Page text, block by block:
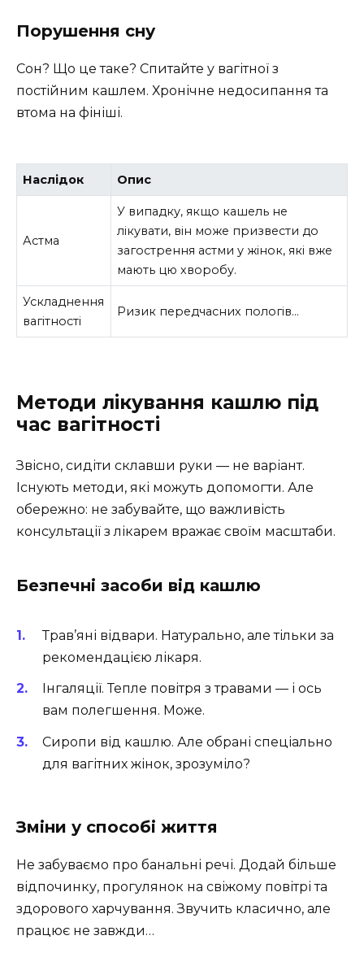
Порушення сну
Сон? Що це таке? Спитайте у вагітної з
постійним кашлем. Хронічне недосипання та
втома на фініші.
Наслідок Опис
Астма
У випадку, якщо кашель не
лікувати, він може призвести до
загострення астми у жінок, які вже
мають цю хворобу.
Ускладнення
вагітності
Ризик передчасних пологів…
Методи лікування кашлю під
час вагітності
Звісно, сидіти склавши руки — не варіант.
Існують методи, які можуть допомогти. Але
обережно: не забувайте, що важливість
консультації з лікарем вражає своїм масштаби.
Безпечні засоби від кашлю
Трав’яні відвари. Натурально, але тільки за
рекомендацією лікаря.
Інгаляції. Тепле повітря з травами — і ось
вам полегшення. Може.
Сиропи від кашлю. Але обрані спеціально
для вагітних жінок, зрозуміло?
Зміни у способі життя
Не забуваємо про банальні речі. Додай більше
відпочинку, прогулянок на свіжому повітрі та
здорового харчування. Звучить класично, але
працює не завжди…